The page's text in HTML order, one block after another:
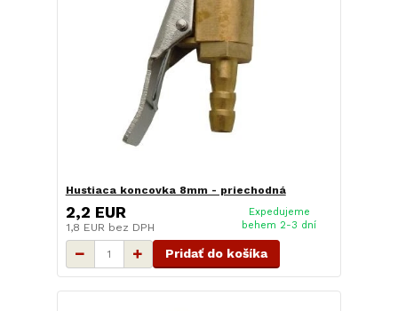
Hustiaca koncovka 8mm - priechodná
2,2 EUR
1,8 EUR bez DPH
Expedujeme
behem 2-3 dní
Pridať do košíka